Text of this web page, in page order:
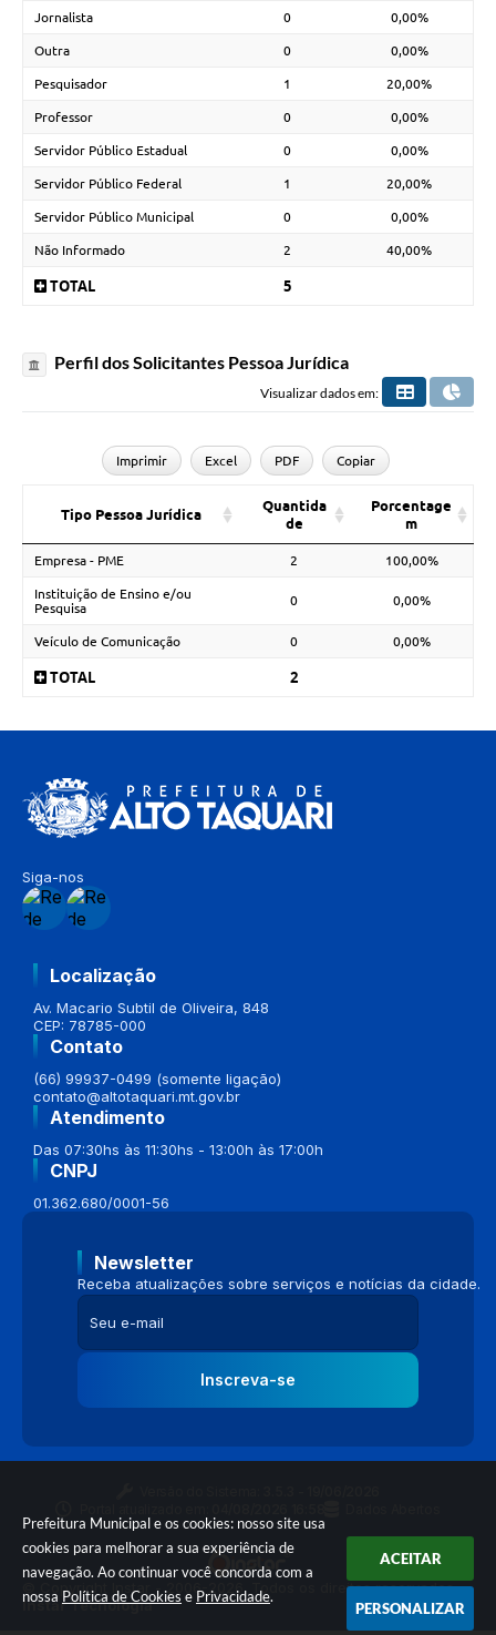
Prefeitura Municipal e os cookies: nosso site usa
cookies para melhorar a sua experiência de
navegação. Ao continuar você concorda com a
nossa Política de Cookies e Privacidade.
ACEITAR
PERSONALIZAR
Jornalista 0 0,00%
Outra 0 0,00%
Pesquisador 1 20,00%
Professor 0 0,00%
Servidor Público Estadual 0 0,00%
Servidor Público Federal 1 20,00%
Servidor Público Municipal 0 0,00%
Não Informado 2 40,00%
TOTAL 5
Perfil dos Solicitantes Pessoa Jurídica
Visualizar dados em:
Imprimir Excel PDF Copiar
Tipo Pessoa Jurídica
Quantida
de
Porcentage
m
Empresa - PME 2 100,00%
Instituição de Ensino e/ou
Pesquisa
0 0,00%
Veículo de Comunicação 0 0,00%
TOTAL 2
Siga-nos
Localização
Av. Macario Subtil de Oliveira, 848
CEP: 78785-000
Contato
(66) 99937-0499 (somente ligação)
contato@altotaquari.mt.gov.br
Atendimento
Das 07:30hs às 11:30hs - 13:00h às 17:00h
CNPJ
01.362.680/0001-56
Newsletter
Receba atualizações sobre serviços e notícias da cidade.
Inscreva-se
© Copyright Instar - 2006-2026. Todos os direitos reservados -
Instar Tecnologia